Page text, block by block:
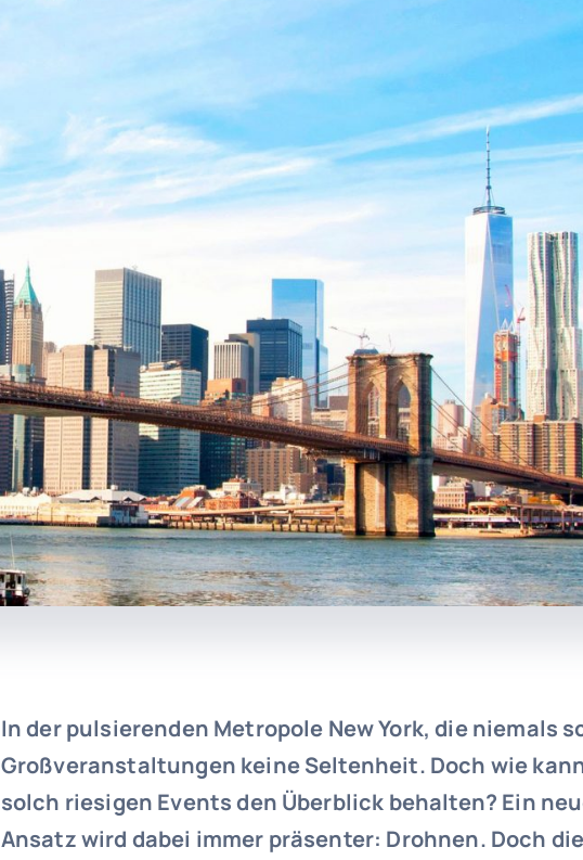
In der pulsierenden Metropole New York, die niemals
Großveranstaltungen keine Seltenheit. Doch wie
solch riesigen Events den Überblick behalten? Ein
Ansatz wird dabei immer präsenter: Drohnen. Doch